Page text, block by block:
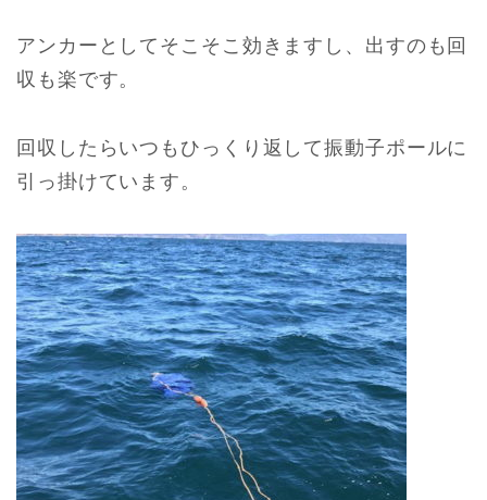
アンカーとしてそこそこ効きますし、出すのも回
収も楽です。
回収したらいつもひっくり返して振動子ポールに
引っ掛けています。